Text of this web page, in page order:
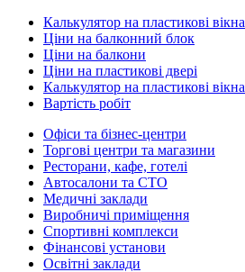
Калькулятор на пластикові вікна
Ціни на балконний блок
Ціни на балкони
Ціни на пластикові двері
Калькулятор на пластикові вікна
Вартість робіт
Офіси та бізнес-центри
Торгові центри та магазини
Ресторани, кафе, готелі
Автосалони та СТО
Медичні заклади
Виробничі приміщення
Спортивні комплекси
Фінансові установи
Освітні заклади